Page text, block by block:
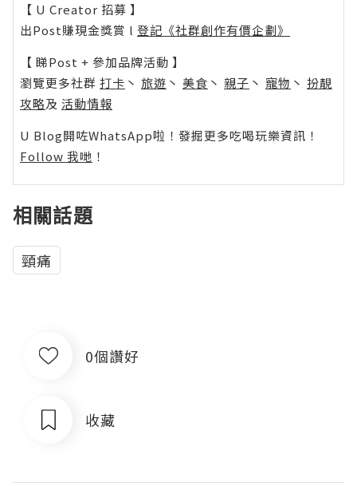
【 U Creator 招募 】
出Post賺現金獎賞 l 登記《社群創作有價企劃》
【 睇Post + 參加品牌活動 】
瀏覽更多社群 打卡 丶 旅遊 丶 美食 丶 親子 丶 寵物 丶 扮靚
攻略及 活動情報
U Blog開咗WhatsApp啦！發掘更多吃喝玩樂資訊！
Follow 我哋 ！
相關話題
頸痛
0個讚好
收藏